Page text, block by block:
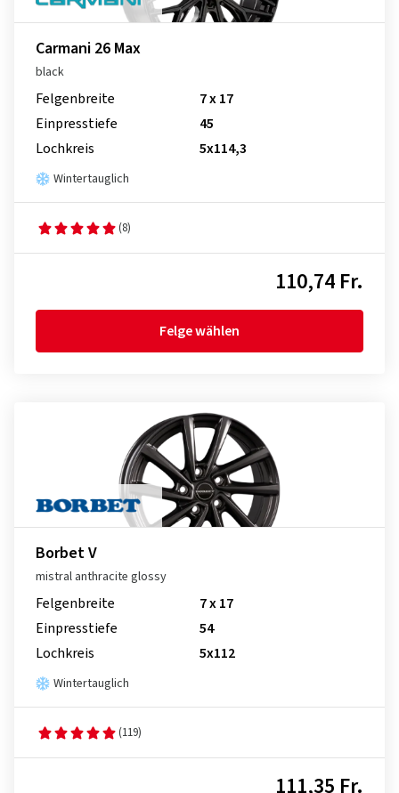
Carmani 26 Max
black
Felgenbreite
7 x 17
Einpresstiefe
45
Lochkreis
5x114,3
Wintertauglich
(8)
110,74 Fr.
Felge wählen
Borbet V
mistral anthracite glossy
Felgenbreite
7 x 17
Einpresstiefe
54
Lochkreis
5x112
Wintertauglich
(119)
111,35 Fr.